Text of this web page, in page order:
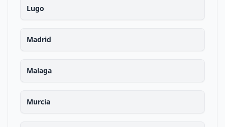
Lugo
Madrid
Malaga
Murcia